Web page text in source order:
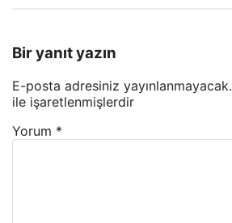
Bir yanıt yazın
E-posta adresiniz yayınlanmayacak.
ile işaretlenmişlerdir
Yorum *